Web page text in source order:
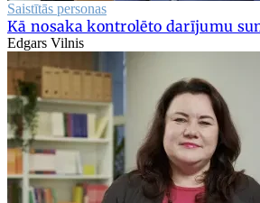
Saistītās personas
Kā nosaka kontrolēto darījumu
Edgars Vilnis